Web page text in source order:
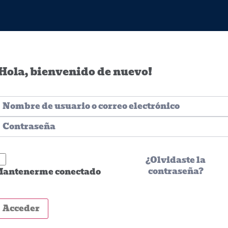
bienvenido de nuevo!
conectado
¿Olvidaste la
contraseña?
Acceder